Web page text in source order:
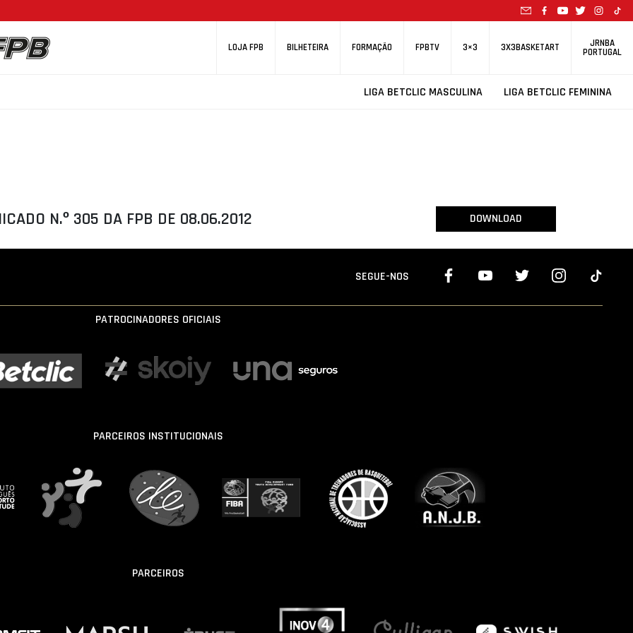
LOJA FPB BILHETEIRA FORMAÇÃO FPBTV 3×3 3X3BASKETART JRNBA
PORTUGAL
LIGA BETCLIC MASCULINA LIGA BETCLIC FEMININA
N.º 305 DA FPB DE 08.06.2012 DOWNLOAD
SEGUE-NOS
PATROCINADORES OFICIAIS
PARCEIROS INSTITUCIONAIS
PARCEIROS